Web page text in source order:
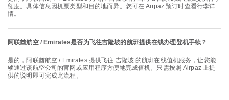
额度。具体信息因机票类型和目的地而异。您可在 Airpaz 预订时查看行李详
情。
阿联酋航空 / Emirates是否为飞往吉隆坡的航班提供在线办理登机手续？
是的，阿联酋航空 / Emirates 提供飞往 吉隆坡 的航班在线值机服务，让您能
够通过该航空公司的官网或应用程序方便地完成值机。只需按照 Airpaz 上提
供的说明即可完成此流程。